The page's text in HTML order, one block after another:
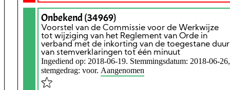
Onbekend (34969)
Voorstel van de Commissie voor de Werkwijze
tot wijziging van het Reglement van Orde in
verband met de inkorting van de toegestane duur
van stemverklaringen tot één minuut
Ingediend op: 2018-06-19. Stemmingsdatum: 2018-06-26,
stemgedrag: voor. Aangenomen